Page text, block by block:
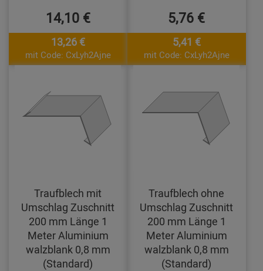
14,10 €
13,26 €
mit Code: CxLyh2Ajne
5,76 €
5,41 €
mit Code: CxLyh2Ajne
Traufblech mit
Umschlag Zuschnitt
200 mm Länge 1
Meter Aluminium
walzblank 0,8 mm
(Standard)
Traufblech ohne
Umschlag Zuschnitt
200 mm Länge 1
Meter Aluminium
walzblank 0,8 mm
(Standard)